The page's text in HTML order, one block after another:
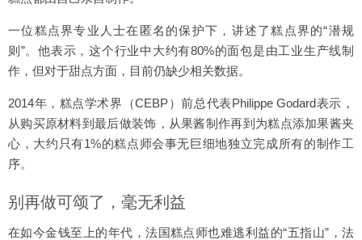
一位糕点界专业人士在匿名的保护下，讲述了糕点界的“潜规
则”。他表示，这个行业中大约有80%的面包是由工业生产线制
作，但对于甜点方面，目前仍缺少相关数据。
2014年，糕点学术界（CEBP）前总代表Philippe Godard表示，
从购买原材料到最后做装饰，从果酱制作再到为糕点添加果酱夹
心，大约只有1%的糕点师会事无巨细地独立完成所有的制作工
序。
别再做可颂了，毫无利益
在如今金钱至上的年代，法国糕点师也难逃利益的“五指山”，法